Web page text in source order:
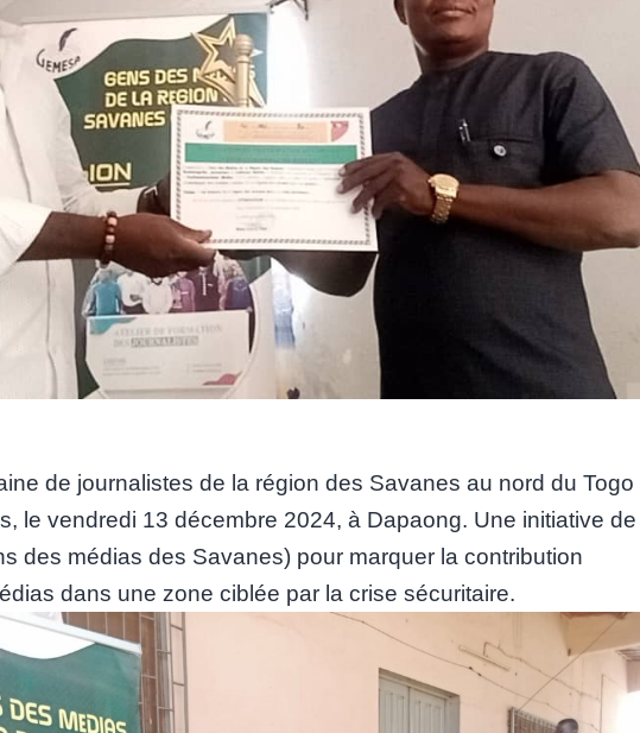
de journalistes de la région des Savanes au nord du Togo
le vendredi 13 décembre 2024, à Dapaong. Une initiative de
des médias des Savanes) pour marquer la contribution
dans une zone ciblée par la crise sécuritaire.